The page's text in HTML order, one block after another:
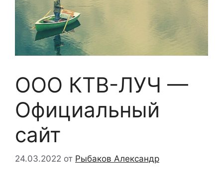
OOO КТВ-ЛУЧ —
Официальный
сайт
24.03.2022 от Рыбаков Александр